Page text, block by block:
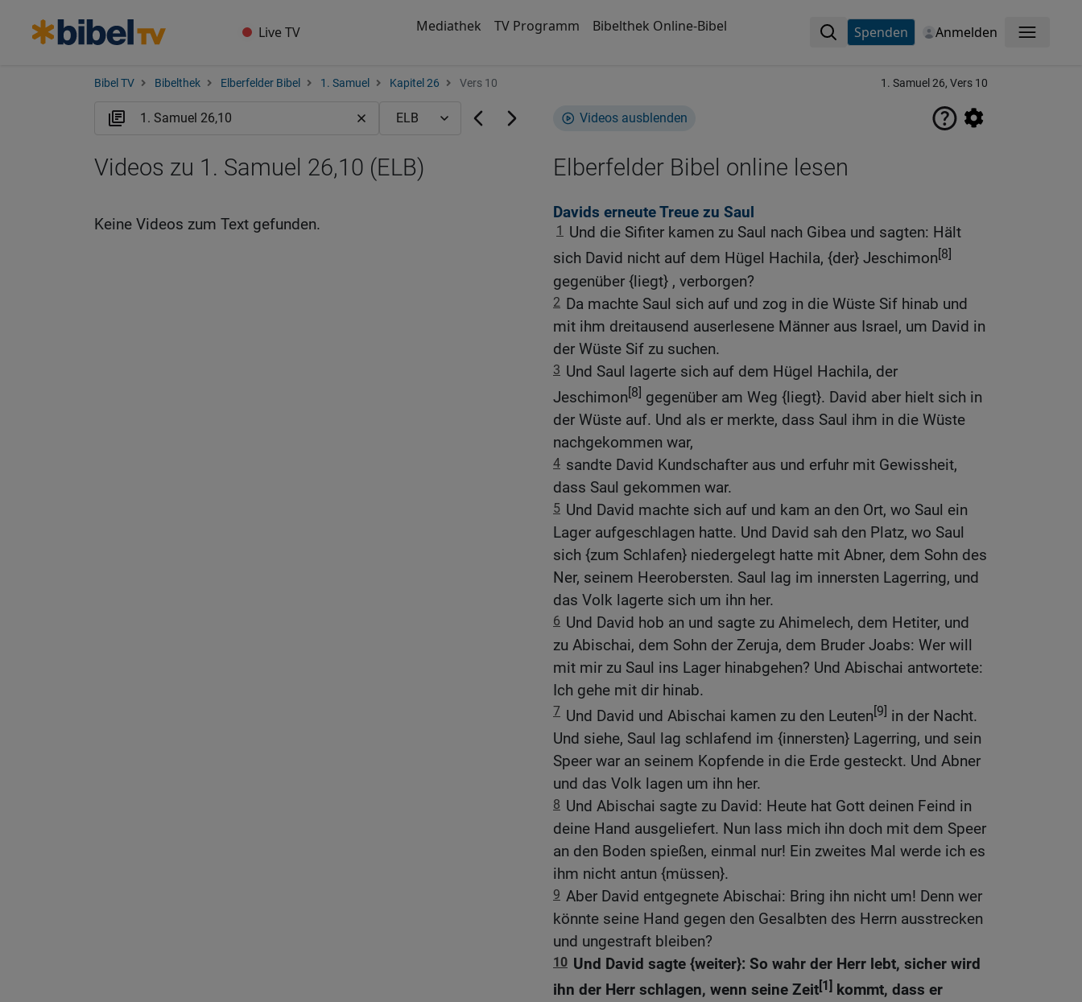
Live TV Mediathek TV Programm Bibelthek Online-Bibel Spenden Anmelden Menü
Bibel TV Bibelthek Elberfelder Bibel 1. Samuel Kapitel 26 Vers 10 1. Samuel 26, Vers 10
Videos ausblenden
Elberfelder Bibel online lesen
Davids erneute Treue zu Saul
1
Und die Sifiter kamen zu Saul nach Gibea und sagten: Hält
sich David nicht auf dem Hügel Hachila, {der} Jeschimon[8]
gegenüber {liegt} , verborgen?
2 Da machte Saul sich auf und zog in die Wüste Sif hinab und
mit ihm dreitausend auserlesene Männer aus Israel, um David in
der Wüste Sif zu suchen.
3 Und Saul lagerte sich auf dem Hügel Hachila, der
Jeschimon[8] gegenüber am Weg {liegt}. David aber hielt sich in
der Wüste auf. Und als er merkte, dass Saul ihm in die Wüste
nachgekommen war,
4 sandte David Kundschafter aus und erfuhr mit Gewissheit,
dass Saul gekommen war.
5 Und David machte sich auf und kam an den Ort, wo Saul ein
Lager aufgeschlagen hatte. Und David sah den Platz, wo Saul
sich {zum Schlafen} niedergelegt hatte mit Abner, dem Sohn des
Ner, seinem Heerobersten. Saul lag im innersten Lagerring, und
das Volk lagerte sich um ihn her.
6 Und David hob an und sagte zu Ahimelech, dem Hetiter, und
zu Abischai, dem Sohn der Zeruja, dem Bruder Joabs: Wer will
mit mir zu Saul ins Lager hinabgehen? Und Abischai antwortete:
Ich gehe mit dir hinab.
7 Und David und Abischai kamen zu den Leuten[9] in der Nacht.
Und siehe, Saul lag schlafend im {innersten} Lagerring, und sein
Speer war an seinem Kopfende in die Erde gesteckt. Und Abner
und das Volk lagen um ihn her.
8 Und Abischai sagte zu David: Heute hat Gott deinen Feind in
deine Hand ausgeliefert. Nun lass mich ihn doch mit dem Speer
an den Boden spießen, einmal nur! Ein zweites Mal werde ich es
ihm nicht antun {müssen}.
9 Aber David entgegnete Abischai: Bring ihn nicht um! Denn wer
könnte seine Hand gegen den Gesalbten des Herrn ausstrecken
und ungestraft bleiben?
10 Und David sagte {weiter}: So wahr der Herr lebt, sicher wird
ihn der Herr schlagen, wenn seine Zeit[1] kommt, dass er
Videos zu 1. Samuel 26,10 (ELB)
Keine Videos zum Text gefunden.